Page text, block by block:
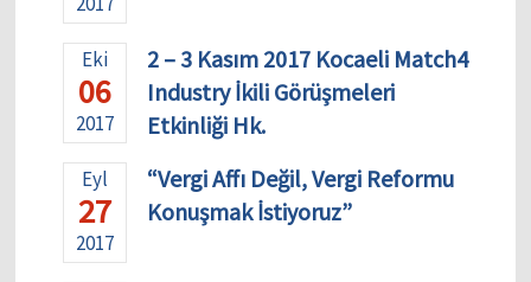
Eki
06
2017
2 – 3 Kasım 2017 Kocaeli Match4
Industry İkili Görüşmeleri
Etkinliği Hk.
Eyl
27
2017
“Vergi Affı Değil, Vergi Reformu
Konuşmak İstiyoruz”